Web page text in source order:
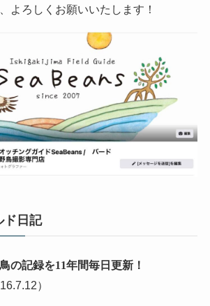
よろしくお願いいたします！
ド日記
の記録を11年間毎日更新！
）